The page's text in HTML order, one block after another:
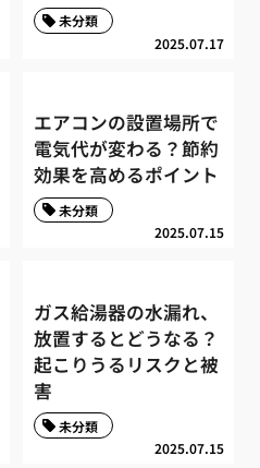
2025.07.17
未分類
エアコンの設置場所で
電気代が変わる？節約
効果を高めるポイント
2025.07.15
未分類
ガス給湯器の水漏れ、
放置するとどうなる？
起こりうるリスクと被
害
2025.07.15
未分類